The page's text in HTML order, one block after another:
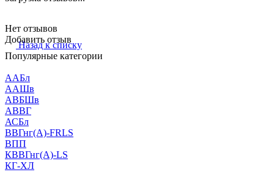
Нет отзывов
Добавить отзыв
Назад к списку
Популярные категории
ААБл
ААШв
АВБШв
АВВГ
АСБл
ВВГнг(А)-FRLS
ВПП
КВВГнг(А)-LS
КГ-ХЛ